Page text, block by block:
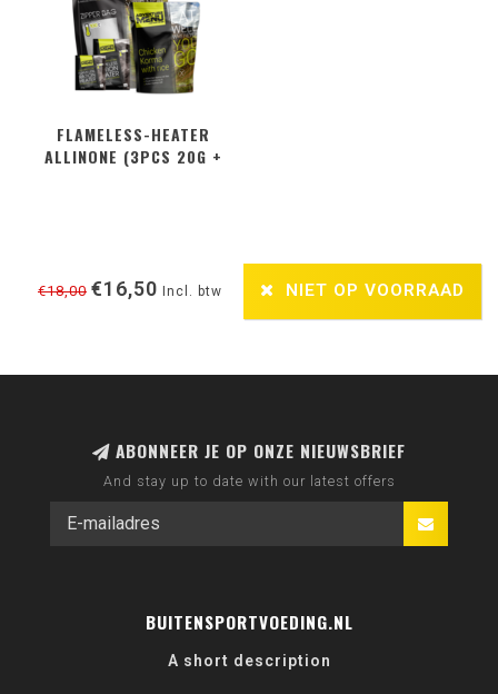
FLAMELESS-HEATER
ALLINONE (3PCS 20G +
€18,00 €16,50 Incl. btw NIET OP VOORRAAD
ABONNEER JE OP ONZE NIEUWSBRIEF
And stay up to date with our latest offers
BUITENSPORTVOEDING.NL
A short description